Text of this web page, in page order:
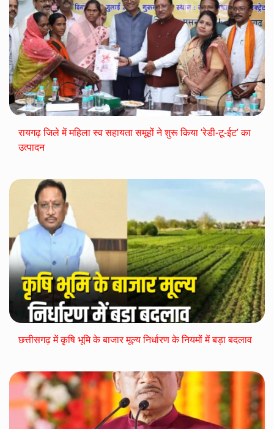
रायगढ़ जिले में महिला स्व सहायता समूहों ने शुरू किया ‘रेडी-टू-ईट’ का
उत्पादन
छत्तीसगढ़ में कृषि भूमि के बाजार मूल्य निर्धारण के नियमों में बड़ा बदलाव